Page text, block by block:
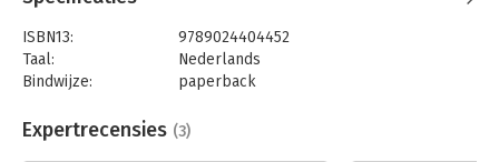
ISBN13:
9789024404452
Taal:
Nederlands
Bindwijze:
paperback
Uitgever:
Boom
Expertrecensies (3)